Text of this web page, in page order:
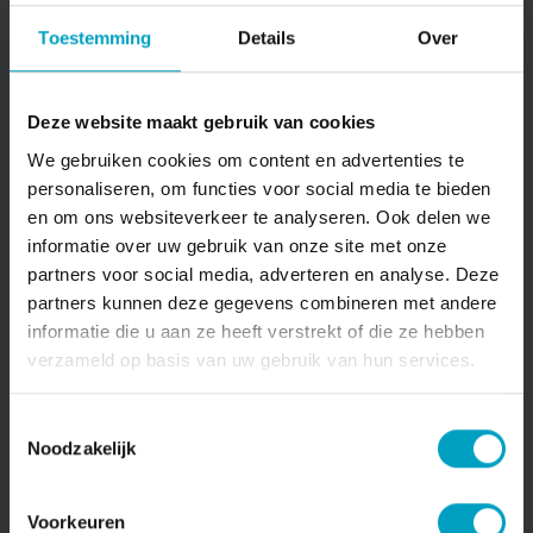
Toestemming Details Over
Deze website maakt gebruik van cookies
We gebruiken cookies om content en advertenties te
personaliseren, om functies voor social media te bieden
en om ons websiteverkeer te analyseren. Ook delen we
informatie over uw gebruik van onze site met onze
partners voor social media, adverteren en analyse. Deze
partners kunnen deze gegevens combineren met andere
informatie die u aan ze heeft verstrekt of die ze hebben
verzameld op basis van uw gebruik van hun services.
Noodzakelijk
Voorkeuren
Wat biedt Bouwbedrijf van
on-mentaliteit heerst en waar je samenwerkt met